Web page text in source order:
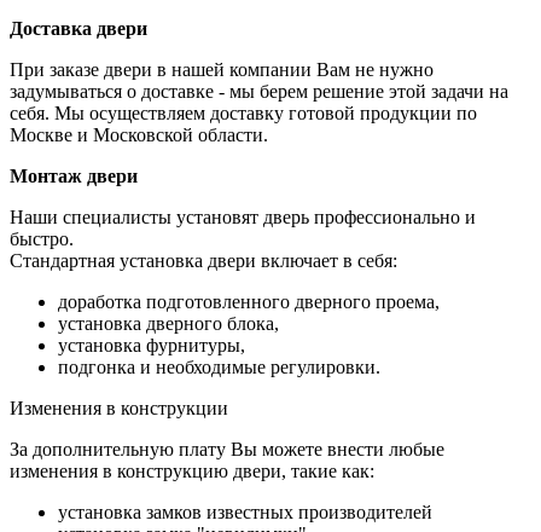
Доставка двери
При заказе двери в нашей компании Вам не нужно
задумываться о доставке - мы берем решение этой задачи на
себя. Мы осуществляем доставку готовой продукции по
Москве и Московской области.
Монтаж двери
Наши специалисты установят дверь профессионально и
быстро.
Стандартная установка двери включает в себя:
доработка подготовленного дверного проема,
установка дверного блока,
установка фурнитуры,
подгонка и необходимые регулировки.
Изменения в конструкции
За дополнительную плату Вы можете внести любые
изменения в конструкцию двери, такие как:
установка замков известных производителей